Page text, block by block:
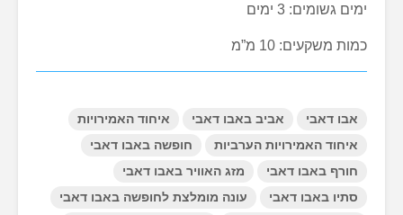
ימים גשומים: 3 ימים
כמות משקעים: 10 מ”מ
אבו דאבי אביב באבו דאבי
איחוד האמירויות
איחוד האמירויות הערביות
חופשה באבו דאבי
חורף באבו דאבי
מזג האוויר באבו דאבי
סתיו באבו דאבי
עונה מומלצת לחופשה באבו דאבי